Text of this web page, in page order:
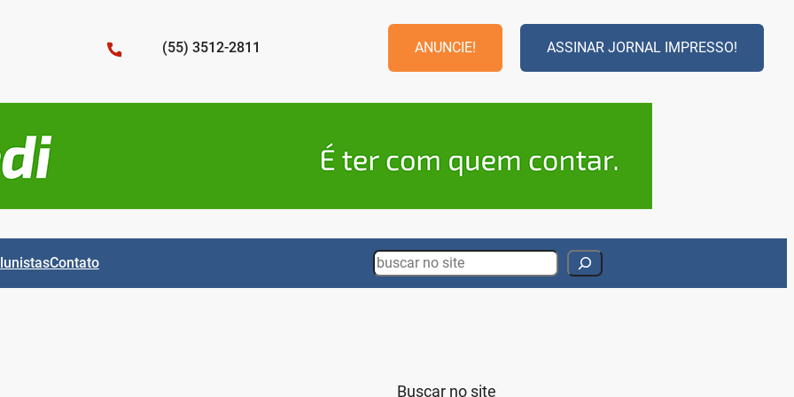
(55) 3512-2811 ANUNCIE! ASSINAR JORNAL IMPRESSO!
Contato Search
Buscar no site